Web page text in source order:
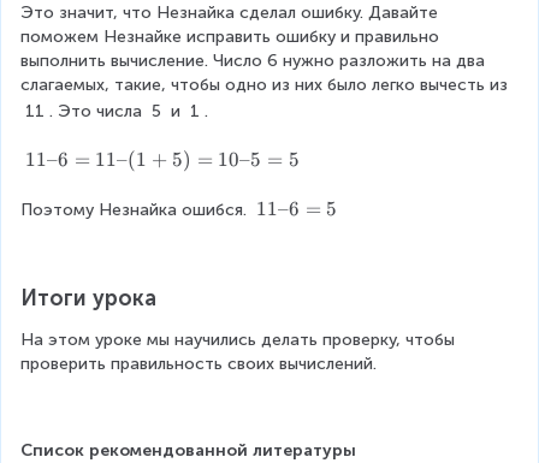
6
=
1
0
Это значит, что Незнайка сделал ошибку. Давайте
поможем Незнайке исправить ошибку и правильно
выполнить вычисление. Число 6 нужно разложить на два
слагаемых, такие, чтобы одно из них было легко вычесть из
11 . Это числа 5 и 1 .
1
–
1
–
(
1
)
11–6 = 11–(1 + 5) = 10–5 = 5
Поэтому Незнайка ошибся. 1
11–6 = 5
Итоги урока
На этом уроке мы научились делать проверку, чтобы
проверить правильность своих вычислений.
Список рекомендованной литературы